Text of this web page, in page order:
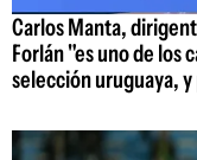
Carlos Manta,
Forlán "es uno de los
selección uruguaya,